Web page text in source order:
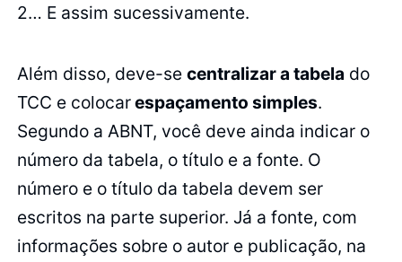
2… E assim sucessivamente.
Além disso, deve-secentralizar a tabela do
TCC e colocarespaçamento simples.
Segundo a ABNT, você deve ainda indicar o
número da tabela, o título e a fonte. O
número e o título da tabela devem ser
escritos na parte superior. Já a fonte, com
informações sobre o autor e publicação, na